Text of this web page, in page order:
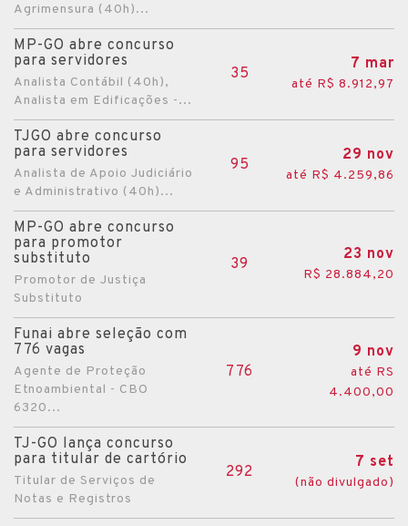
Agrimensura (40h)...
MP-GO abre concurso
para servidores
Analista Contábil (40h),
Analista em Edificações -...
35
7 mar
até R$ 8.912,97
TJGO abre concurso
para servidores
Analista de Apoio Judiciário
e Administrativo (40h)...
95
29 nov
até R$ 4.259,86
MP-GO abre concurso
para promotor
substituto
Promotor de Justiça
Substituto
39
23 nov
R$ 28.884,20
Funai abre seleção com
776 vagas
Agente de Proteção
Etnoambiental - CBO
6320...
776
9 nov
até RS
4.400,00
TJ-GO lança concurso
para titular de cartório
Titular de Serviços de
Notas e Registros
292
7 set
(não divulgado)